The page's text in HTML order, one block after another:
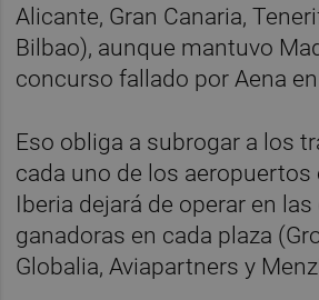
Alicante, Gran Canaria,
Bilbao), aunque mantuvo
concurso fallado por Aena
Eso obliga a subrogar a los
cada uno de los aeropuertos
Iberia dejará de operar en
ganadoras en cada plaza
Globalia, Aviapartners y